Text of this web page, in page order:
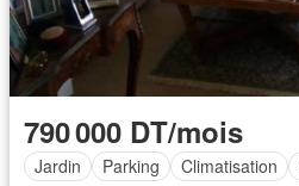
790 000 DT/mois
Jardin Parking Climatisation